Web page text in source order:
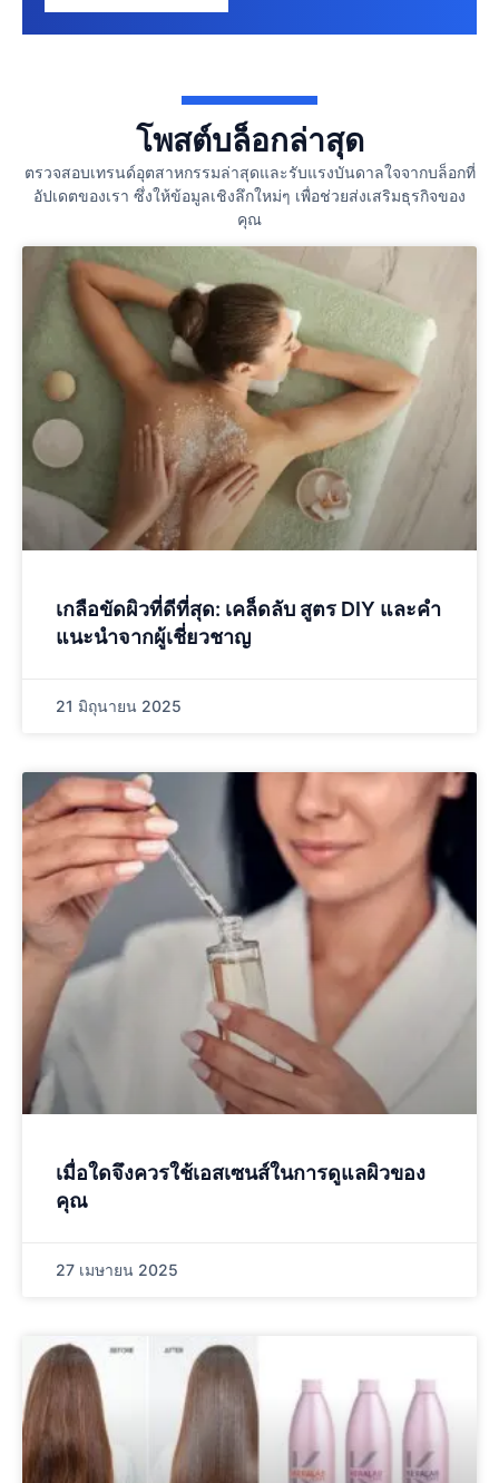
โพสต์บล็อกล่าสุด
ตรวจสอบเทรนด์อุตสาหกรรมล่าสุดและรับแรงบันดาลใจจากบล็อกที่
อัปเดตของเรา ซึ่งให้ข้อมูลเชิงลึกใหม่ๆ เพื่อช่วยส่งเสริมธุรกิจของ
คุณ
เกลือขัดผิวที่ดีที่สุด: เคล็ดลับ สูตร DIY และคำ
แนะนำจากผู้เชี่ยวชาญ
21 มิถุนายน 2025
เมื่อใดจึงควรใช้เอสเซนส์ในการดูแลผิวของ
คุณ
27 เมษายน 2025